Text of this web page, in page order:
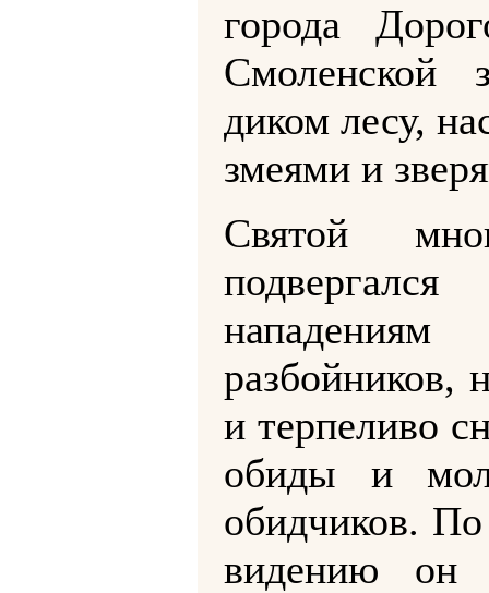
города
Смоленской
диком лесу,
змеями и
Святой
подвергался
нападениям
разбойников,
и терпеливо
обиды и
обидчиков.
видению он